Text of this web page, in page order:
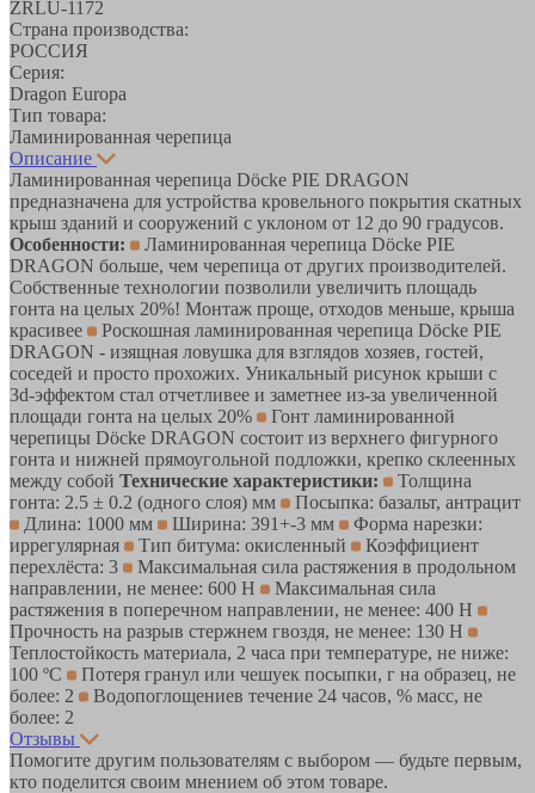
ZRLU-1172
Страна производства:
РОССИЯ
Серия:
Dragon Europa
Тип товара:
Ламинированная черепица
Описание
Ламинированная черепица Dӧcke PIE DRAGON
предназначена для устройства кровельного покрытия скатных
крыш зданий и сооружений с уклоном от 12 до 90 градусов.
Особенности:
Ламинированная черепица Dӧcke PIE
DRAGON больше, чем черепица от других производителей.
Собственные технологии позволили увеличить площадь
гонта на целых 20%! Монтаж проще, отходов меньше, крыша
красивее
Роскошная ламинированная черепица Dӧcke PIE
DRAGON - изящная ловушка для взглядов хозяев, гостей,
соседей и просто прохожих. Уникальный рисунок крыши с
3d-эффектом стал отчетливее и заметнее из-за увеличенной
площади гонта на целых 20%
Гонт ламинированной
черепицы Döcke DRAGON состоит из верхнего фигурного
гонта и нижней прямоугольной подложки, крепко склеенных
между собой Технические характеристики:
Толщина
гонта: 2.5 ± 0.2 (одного слоя) мм
Посыпка: базальт, антрацит
Длина: 1000 мм
Ширина: 391+-3 мм
Форма нарезки:
иррегулярная
Тип битума: окисленный
Коэффициент
перехлёста: 3
Максимальная сила растяжения в продольном
направлении, не менее: 600 Н
Максимальная сила
растяжения в поперечном направлении, не менее: 400 Н
Прочность на разрыв стержнем гвоздя, не менее: 130 Н
Теплостойкость материала, 2 часа при температуре, не ниже:
100 ºС
Потеря гранул или чешуек посыпки, г на образец, не
более: 2
Водопоглощениев течение 24 часов, % масс, не
более: 2
Отзывы
Помогите другим пользователям с выбором — будьте первым,
кто поделится своим мнением об этом товаре.